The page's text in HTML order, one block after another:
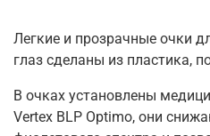
Легкие и прозрачные очки
глаз сделаны из пластика,
В очках установлены
Vertex BLP Optimo, они